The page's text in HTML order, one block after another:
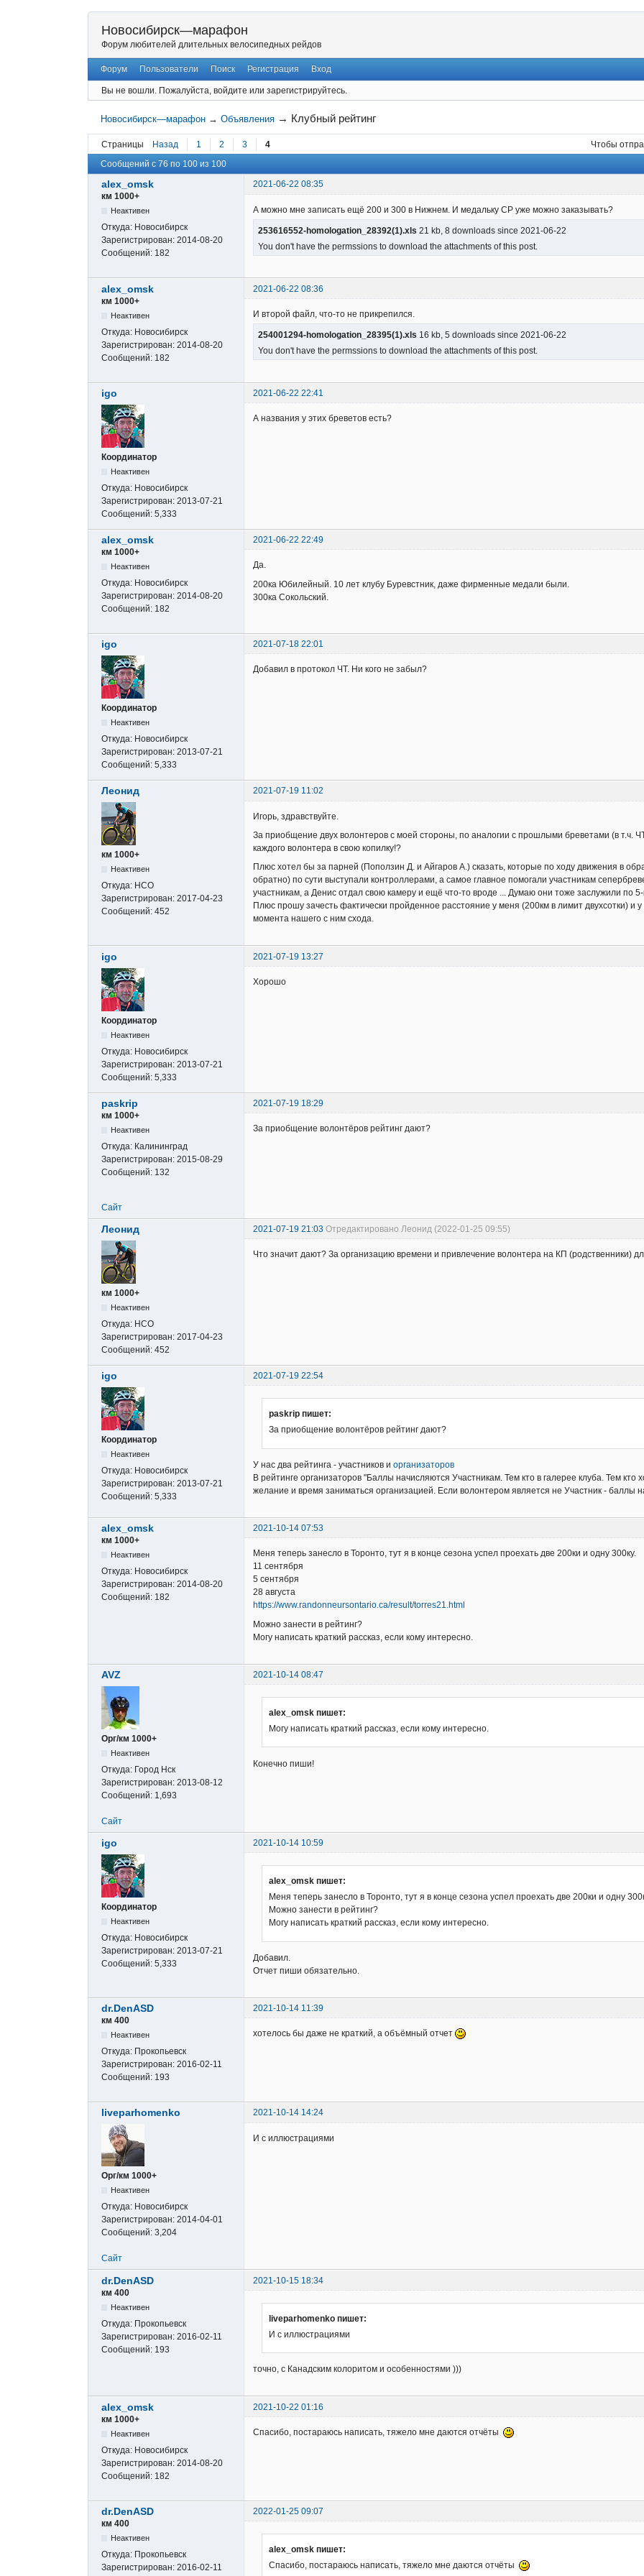
Новосибирск—марафон
Форум любителей длительных велосипедных рейдов
Форум Пользователи Поиск Регистрация Вход
Вы не вошли. Пожалуйста, войдите или зарегистрируйтесь.
Новосибирск—марафон →Объявления → Клубный рейтинг
Страницы Назад 1 2 3 4 Чтобы
Сообщений с 76 по 100 из 100
alex_omsk
2021-06-22 08:35
км 1000+
Неактивен
Откуда: Новосибирск
Зарегистрирован: 2014-08-20
Сообщений: 182
А можно мне записать ещё 200 и 300 в Нижнем. И медальку СР уже можно заказывать?
253616552-homologation_28392(1).xls 21 kb, 8 downloads since 2021-06-22
You don't have the permssions to download the attachments of this post.
alex_omsk
2021-06-22 08:36
км 1000+
Неактивен
Откуда: Новосибирск
Зарегистрирован: 2014-08-20
Сообщений: 182
И второй файл, что-то не прикрепился.
254001294-homologation_28395(1).xls 16 kb, 5 downloads since 2021-06-22
You don't have the permssions to download the attachments of this post.
igo 2021-06-22 22:41
Координатор
Неактивен
Откуда: Новосибирск
Зарегистрирован: 2013-07-21
Сообщений: 5,333
А названия у этих бреветов есть?
alex_omsk
2021-06-22 22:49
км 1000+
Неактивен
Откуда: Новосибирск
Зарегистрирован: 2014-08-20
Сообщений: 182
Да.
200ка Юбилейный. 10 лет клубу Буревстник, даже фирменные медали были.
300ка Сокольский.
igo 2021-07-18 22:01
Координатор
Неактивен
Откуда: Новосибирск
Зарегистрирован: 2013-07-21
Сообщений: 5,333
Добавил в протокол ЧТ. Ни кого не забыл?
Леонид 2021-07-19 11:02
км 1000+
Неактивен
Откуда: НСО
Зарегистрирован: 2017-04-23
Сообщений: 452
Игорь, здравствуйте.
За приобщение двух волонтеров с моей стороны, по аналогии с прошлыми бреветами (в т.ч.
каждого волонтера в свою копилку!?
Плюс хотел бы за парней (Поползин Д. и Айгаров А.) сказать, которые по ходу движения в
обратно) по сути выступали контроллерами, а самое главное помогали участникам
участникам, а Денис отдал свою камеру и ещё что-то вроде ... Думаю они тоже заслужили по 5-
Плюс прошу зачесть фактически пройденное расстояние у меня (200км в лимит двухсотки) и
момента нашего с ним схода.
igo 2021-07-19 13:27
Координатор
Неактивен
Откуда: Новосибирск
Зарегистрирован: 2013-07-21
Сообщений: 5,333
Хорошо
paskrip
2021-07-19 18:29
км 1000+
Неактивен
Откуда: Калининград
Зарегистрирован: 2015-08-29
Сообщений: 132
За приобщение волонтёров рейтинг дают?
Сайт
Леонид 2021-07-19 21:03 Отредактировано Леонид (2022-01-25 09:55)
км 1000+
Неактивен
Откуда: НСО
Зарегистрирован: 2017-04-23
Сообщений: 452
Что значит дают? За организацию времени и привлечение волонтера на КП (родственники)
igo 2021-07-19 22:54
Координатор
Неактивен
Откуда: Новосибирск
Зарегистрирован: 2013-07-21
Сообщений: 5,333
paskrip пишет:
За приобщение волонтёров рейтинг дают?
У нас два рейтинга - участников и организаторов
В рейтинге организаторов "Баллы начисляются Участникам. Тем кто в галерее клуба. Тем кто
желание и время заниматься организацией. Если волонтером является не Участник - баллы
alex_omsk
2021-10-14 07:53
км 1000+
Неактивен
Откуда: Новосибирск
Зарегистрирован: 2014-08-20
Сообщений: 182
Меня теперь занесло в Торонто, тут я в конце сезона успел проехать две 200ки и одну 300ку.
11 сентября
5 сентября
28 августа
https://www.randonneursontario.ca/result/torres21.html
Можно занести в рейтинг?
Могу написать краткий рассказ, если кому интересно.
AVZ 2021-10-14 08:47
Орг/км 1000+
Неактивен
Откуда: Город Нск
Зарегистрирован: 2013-08-12
Сообщений: 1,693
alex_omsk пишет:
Могу написать краткий рассказ, если кому интересно.
Конечно пиши!
Сайт
igo 2021-10-14 10:59
Координатор
Неактивен
Откуда: Новосибирск
Зарегистрирован: 2013-07-21
Сообщений: 5,333
alex_omsk пишет:
Меня теперь занесло в Торонто, тут я в конце сезона успел проехать две 200ки и одну
Можно занести в рейтинг?
Могу написать краткий рассказ, если кому интересно.
Добавил.
Отчет пиши обязательно.
dr.DenASD
2021-10-14 11:39
км 400
Неактивен
Откуда: Прокопьевск
Зарегистрирован: 2016-02-11
Сообщений: 193
хотелось бы даже не краткий, а объёмный отчет
liveparhomenko 2021-10-14 14:24
Орг/км 1000+
Неактивен
Откуда: Новосибирск
Зарегистрирован: 2014-04-01
Сообщений: 3,204
И с иллюстрациями
Сайт
dr.DenASD
2021-10-15 18:34
км 400
Неактивен
Откуда: Прокопьевск
Зарегистрирован: 2016-02-11
Сообщений: 193
liveparhomenko пишет:
И с иллюстрациями
точно, с Канадским колоритом и особенностями )))
alex_omsk
2021-10-22 01:16
км 1000+
Неактивен
Откуда: Новосибирск
Зарегистрирован: 2014-08-20
Сообщений: 182
Спасибо, постараюсь написать, тяжело мне даются отчёты
dr.DenASD
2022-01-25 09:07
км 400
Неактивен
Откуда: Прокопьевск
Зарегистрирован: 2016-02-11
alex_omsk пишет:
Спасибо, постараюсь написать, тяжело мне даются отчёты